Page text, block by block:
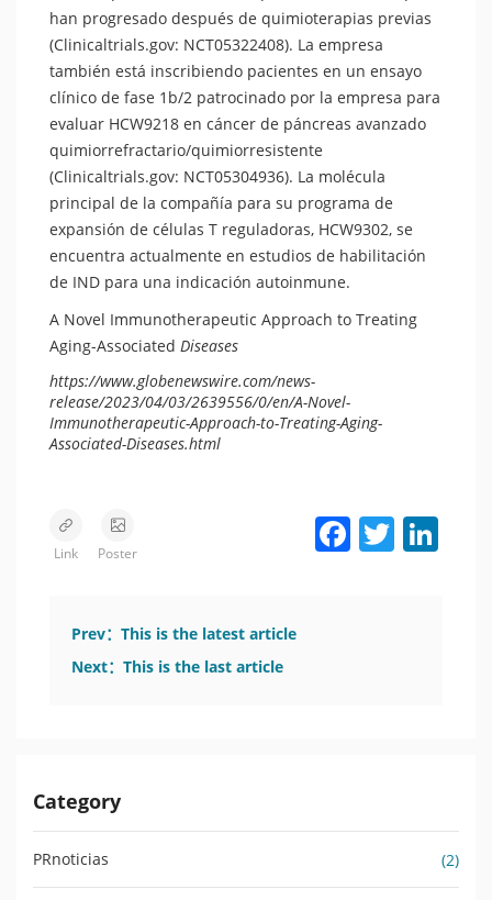
han progresado después de quimioterapias previas
(Clinicaltrials.gov: NCT05322408). La empresa
también está inscribiendo pacientes en un ensayo
clínico de fase 1b/2 patrocinado por la empresa para
evaluar HCW9218 en cáncer de páncreas avanzado
quimiorrefractario/quimiorresistente
(Clinicaltrials.gov: NCT05304936). La molécula
principal de la compañía para su programa de
expansión de células T reguladoras, HCW9302, se
encuentra actualmente en estudios de habilitación
de IND para una indicación autoinmune.
A Novel Immunotherapeutic Approach to Treating
Aging-Associated Diseases
https://www.globenewswire.com/news-
release/2023/04/03/2639556/0/en/A-Novel-
Immunotherapeutic-Approach-to-Treating-Aging-
Associated-Diseases.html
Link Poster
Facebook Twitter
Prev： This is the latest article
Next： This is the last article
Category
PRnoticias (2)